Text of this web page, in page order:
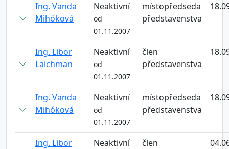
Ing. Vanda
Mihóková
Neaktivní
od
01.11.2007
místopředseda
představenstva
Ing. Libor
Laichman
Neaktivní
od
01.11.2007
člen
představenstva
Ing. Vanda
Mihóková
Neaktivní
od
01.11.2007
místopředseda
představenstva
Ing. Libor
Neaktivní
člen